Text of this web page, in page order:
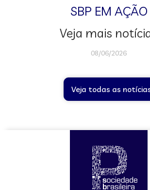
SBP EM AÇÃO
Veja mais
08/06/2026
Veja todas as